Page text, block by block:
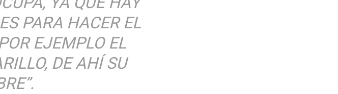
PARA HACER EL
EJEMPLO EL
DE AHÍ SU